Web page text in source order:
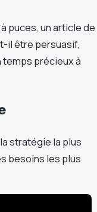
puces, un article de
il être persuasif,
précieux à
stratégie la plus
besoins les plus